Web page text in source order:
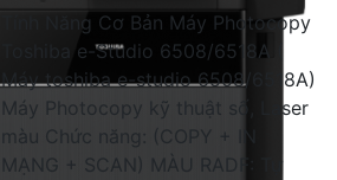
Tính Năng Cơ Bản Máy Photocopy
Toshiba e-Studio 6508/6518A (
Máy toshiba e-studio 6508/6518A)
Máy Photocopy kỹ thuật số, Laser
màu Chức năng: (COPY + IN
MẠNG + SCAN) MÀU RADF: Tự